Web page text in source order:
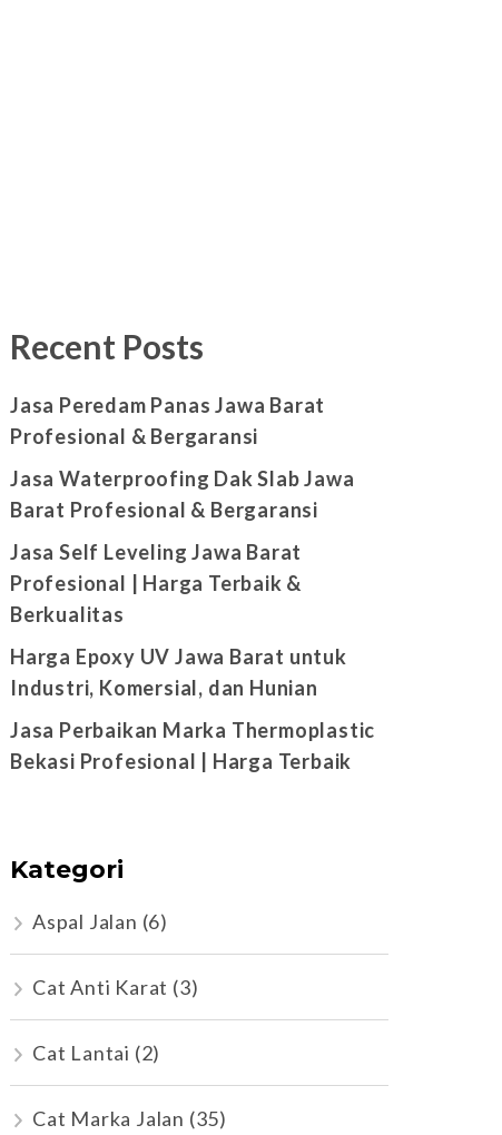
Recent Posts
Jasa Peredam Panas Jawa Barat
Profesional & Bergaransi
Jasa Waterproofing Dak Slab Jawa
Barat Profesional & Bergaransi
Jasa Self Leveling Jawa Barat
Profesional | Harga Terbaik &
Berkualitas
Harga Epoxy UV Jawa Barat untuk
Industri, Komersial, dan Hunian
Jasa Perbaikan Marka Thermoplastic
Bekasi Profesional | Harga Terbaik
Kategori
Aspal Jalan (6)
Cat Anti Karat (3)
Cat Lantai (2)
Cat Marka Jalan (35)